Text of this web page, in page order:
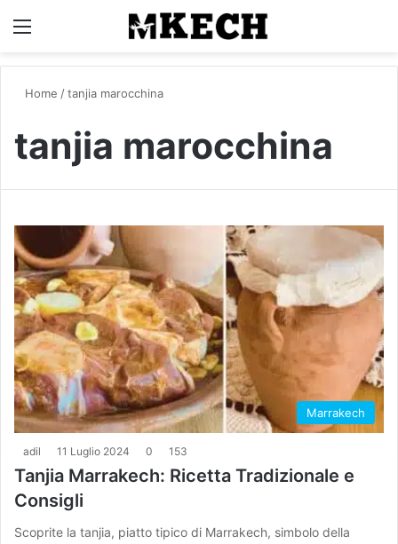
Home /tanjia marocchina
tanjia marocchina
Marrakech
adil 11 Luglio 2024 0 153
Tanjia Marrakech: Ricetta Tradizionale e
Consigli
Scoprite la tanjia, piatto tipico di Marrakech, simbolo della